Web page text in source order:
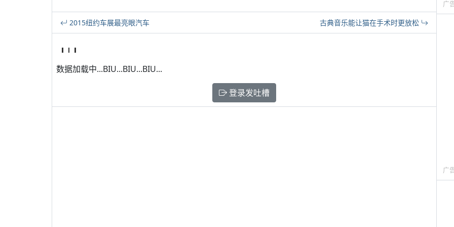
2015纽约车展最亮眼汽车 古典音乐能让猫在手术时更放松
数据加载中...BIU...BIU...BIU...
登录发吐槽
广
广